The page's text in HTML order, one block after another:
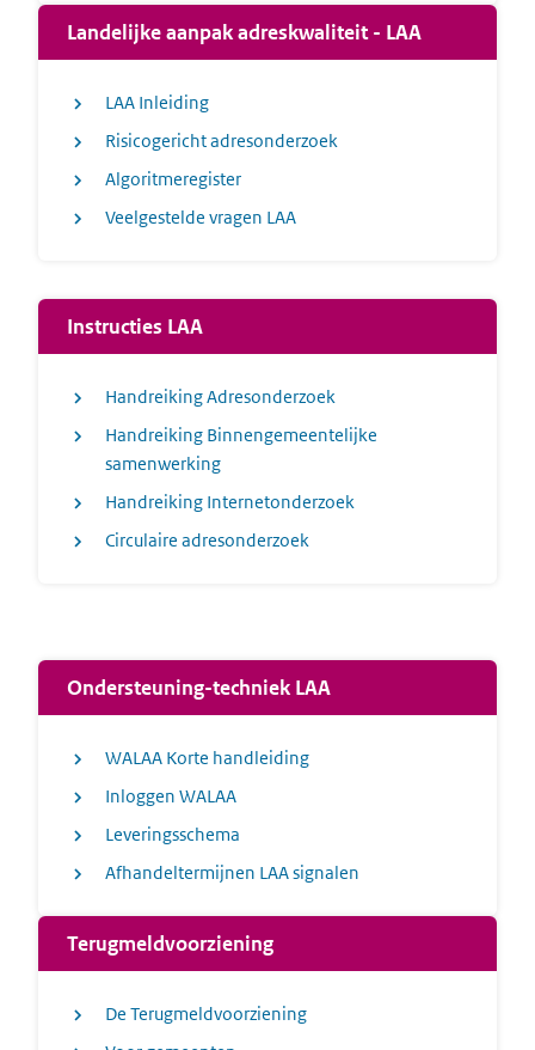
Landelijke aanpak adreskwaliteit - LAA
LAA Inleiding
Risicogericht adresonderzoek
Algoritmeregister
Veelgestelde vragen LAA
Instructies LAA
Handreiking Adresonderzoek
Handreiking Binnengemeentelijke
samenwerking
Handreiking Internetonderzoek
Circulaire adresonderzoek
Ondersteuning-techniek LAA
WALAA Korte handleiding
Inloggen WALAA
Leveringsschema
Afhandeltermijnen LAA signalen
Terugmeldvoorziening
De Terugmeldvoorziening